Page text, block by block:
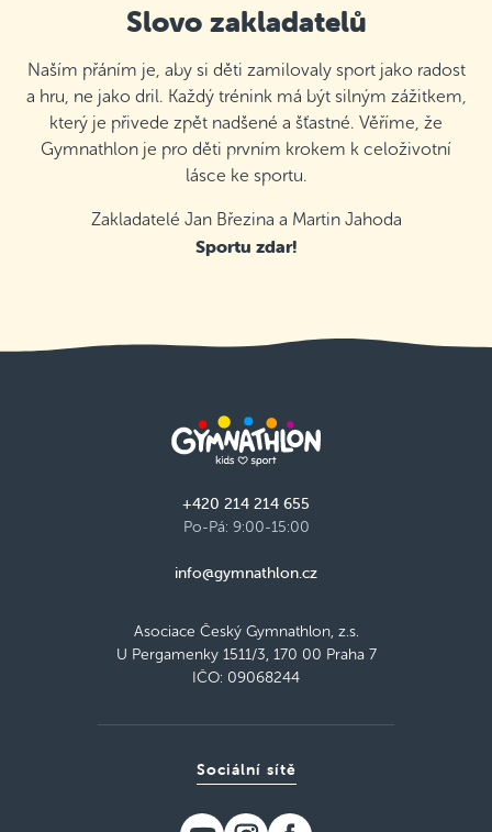
Slovo zakladatelů
Naším přáním je, aby si děti zamilovaly sport jako radost
a hru, ne jako dril. Každý trénink má být silným zážitkem,
který je přivede zpět nadšené a šťastné. Věříme, že
Gymnathlon je pro děti prvním krokem k celoživotní
lásce ke sportu.
Zakladatelé Jan Březina a Martin Jahoda
Sportu zdar!
+420 214 214 655
Po-Pá: 9:00-15:00
info@gymnathlon.cz
Asociace Český Gymnathlon, z.s.
U Pergamenky 1511/3, 170 00 Praha 7
IČO: 09068244
Sociální sítě